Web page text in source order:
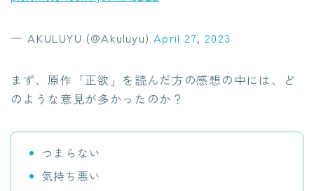
— AKULUYU (@Akuluyu) April 27, 2023
まず、原作「正欲」を読んだ方の感想の中には、ど
のような意見が多かったのか？
つまらない
気持ち悪い